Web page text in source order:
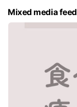
Mixed media feed